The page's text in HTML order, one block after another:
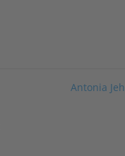
Antonia